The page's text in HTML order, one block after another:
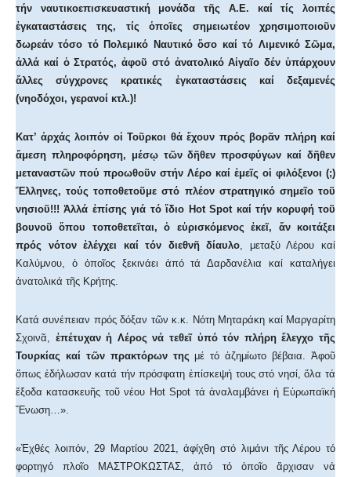
τήν ναυτικοεπισκευαστική μονάδα τῆς Α.Ε. καί τίς λοιπές
ἐγκαταστάσεις της, τίς ὁποῖες σημειωτέον χρησιμοποιοῦν
δωρεάν τόσο τό Πολεμικό Ναυτικό ὅσο καί τό Λιμενικό Σῶμα,
ἀλλά καί ὁ Στρατός, ἀφοῦ στό ἀνατολικό Αἰγαῖο δέν ὑπάρχουν
ἄλλες σύγχρονες κρατικές ἐγκαταστάσεις καί δεξαμενές
(νηοδόχοι, γερανοί κτλ.)!
Κατ’ ἀρχάς λοιπόν οἱ Τοῦρκοι θά ἔχουν πρός βορᾶν πλήρη καί
ἄμεση πληροφόρηση, μέσῳ τῶν δῆθεν προσφύγων καί δῆθεν
μεταναστῶν πού προωθοῦν στήν Λέρο καί ἐμεῖς οἱ φιλόξενοι (;)
Ἕλληνες, τούς τοποθετοῦμε στό πλέον στρατηγικό σημεῖο τοῦ
νησιοῦ!!!Ἀλλά ἐπίσης γιά τό ἴδιο Hot Spot καί τήν κορυφή τοῦ
βουνοῦ ὅπου τοποθετεῖται, ὁ εὑρισκόμενος ἐκεῖ, ἄν κοιτάξει
πρός νότον ἐλέγχει καί τόν διεθνῆ δίαυλο, μεταξύ Λέρου καί
Καλύμνου, ὁ ὁποῖος ξεκινάει ἀπό τά Δαρδανέλια καί καταλήγει
ἀνατολικά τῆς Κρήτης.
Κατά συνέπειαν πρός δόξαν τῶν κ.κ. Νότη Μηταράκη καί Μαργαρίτη
Σχοινᾶ, ἐπέτυχαν ἡ Λέρος νά τεθεῖ ὑπό τόν πλήρη ἔλεγχο τῆς
Τουρκίας καί τῶν πρακτόρων της μέ τό ἀζημίωτο βέβαια. Ἀφοῦ
ὅπως ἐδήλωσαν κατά τήν πρόσφατη ἐπίσκεψή τους στό νησί, ὅλα τά
ἔξοδα κατασκευῆς τοῦ νέου Hot Spot τά ἀναλαμβάνει ἡ Εὐρωπαϊκή
Ἕνωση…».
«Ἐχθές λοιπόν, 29 Μαρτίου 2021, ἀφίχθη στό λιμάνι τῆς Λέρου τό
φορτηγό πλοῖο ΜΑΣΤΡΟΚΩΣΤΑΣ, ἀπό τό ὁποῖο ἄρχισαν νά